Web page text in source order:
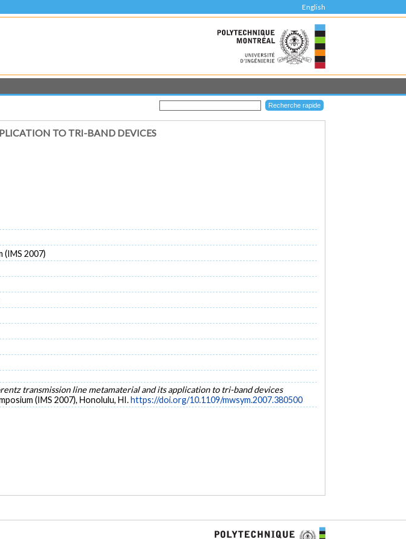
English
TO TRI-BAND DEVICES
(IMS 2007)
transmission line metamaterial and its application to tri-band devices
(IMS 2007), Honolulu, HI.https://doi.org/10.1109/mwsym.2007.380500